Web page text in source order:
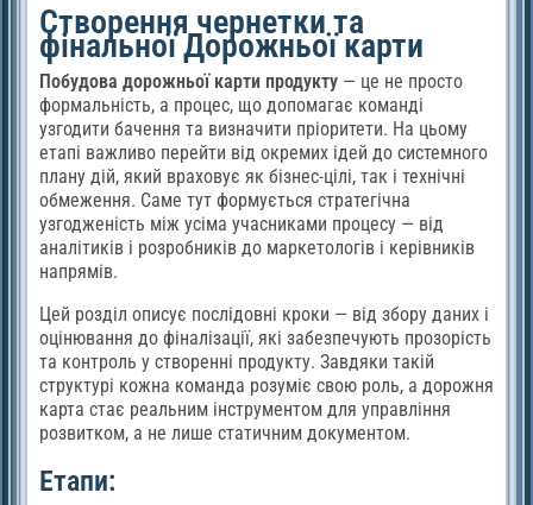
Створення чернетки та
фінальної Дорожньої карти
Побудова дорожньої карти продукту — це не просто
формальність, а процес, що допомагає команді
узгодити бачення та визначити пріоритети. На цьому
етапі важливо перейти від окремих ідей до системного
плану дій, який враховує як бізнес-цілі, так і технічні
обмеження. Саме тут формується стратегічна
узгодженість між усіма учасниками процесу — від
аналітиків і розробників до маркетологів і керівників
напрямів.
Цей розділ описує послідовні кроки — від збору даних і
оцінювання до фіналізації, які забезпечують прозорість
та контроль у створенні продукту. Завдяки такій
структурі кожна команда розуміє свою роль, а дорожня
карта стає реальним інструментом для управління
розвитком, а не лише статичним документом.
Етапи: